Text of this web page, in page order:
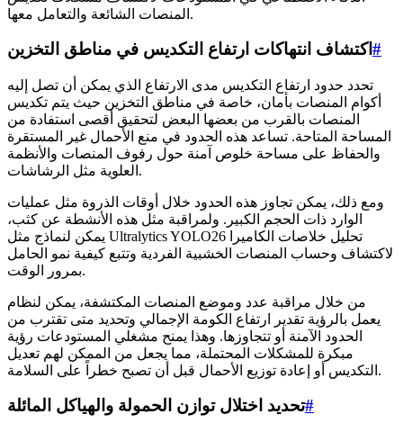
المنصات الشائعة والتعامل معها.
اكتشاف انتهاكات ارتفاع التكديس في مناطق التخزين#
تحدد حدود ارتفاع التكديس مدى الارتفاع الذي يمكن أن تصل إليه
أكوام المنصات بأمان، خاصة في مناطق التخزين حيث يتم تكديس
المنصات بالقرب من بعضها البعض لتحقيق أقصى استفادة من
المساحة المتاحة. تساعد هذه الحدود في منع الأحمال غير المستقرة
والحفاظ على مساحة خلوص آمنة حول رفوف المنصات والأنظمة
العلوية مثل الرشاشات.
ومع ذلك، يمكن تجاوز هذه الحدود خلال أوقات الذروة مثل عمليات
الوارد ذات الحجم الكبير. ولمراقبة مثل هذه الأنشطة عن كثب،
يمكن لنماذج مثل Ultralytics YOLO26 تحليل خلاصات الكاميرا
لاكتشاف وحساب المنصات الخشبية الفردية وتتبع كيفية نمو الحامل
بمرور الوقت.
من خلال مراقبة عدد وموضع المنصات المكتشفة، يمكن لنظام
يعمل بالرؤية تقدير ارتفاع الكومة الإجمالي وتحديد متى تقترب من
الحدود الآمنة أو تتجاوزها. وهذا يمنح مشغلي المستودعات رؤية
مبكرة للمشكلات المحتملة، مما يجعل من الممكن لهم تعديل
التكديس أو إعادة توزيع الأحمال قبل أن تصبح خطراً على السلامة.
تحديد اختلال توازن الحمولة والهياكل المائلة#